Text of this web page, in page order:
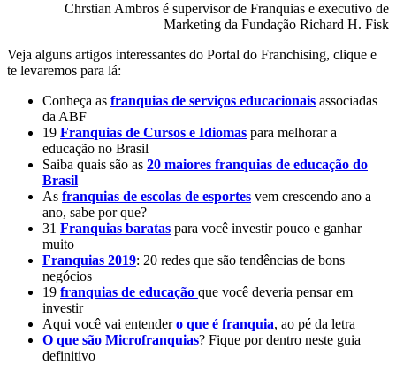
Chrstian Ambros é supervisor de Franquias e executivo de
Marketing da Fundação Richard H. Fisk
Veja alguns artigos interessantes do Portal do Franchising, clique e
te levaremos para lá:
Conheça as franquias de serviços educacionais associadas
da ABF
19 Franquias de Cursos e Idiomas para melhorar a
educação no Brasil
Saiba quais são as 20 maiores franquias de educação do
Brasil
As franquias de escolas de esportes vem crescendo ano a
ano, sabe por que?
31 Franquias baratas para você investir pouco e ganhar
muito
Franquias 2019: 20 redes que são tendências de bons
negócios
19 franquias de educação que você deveria pensar em
investir
Aqui você vai entendero que é franquia, ao pé da letra
O que são Microfranquias? Fique por dentro neste guia
definitivo